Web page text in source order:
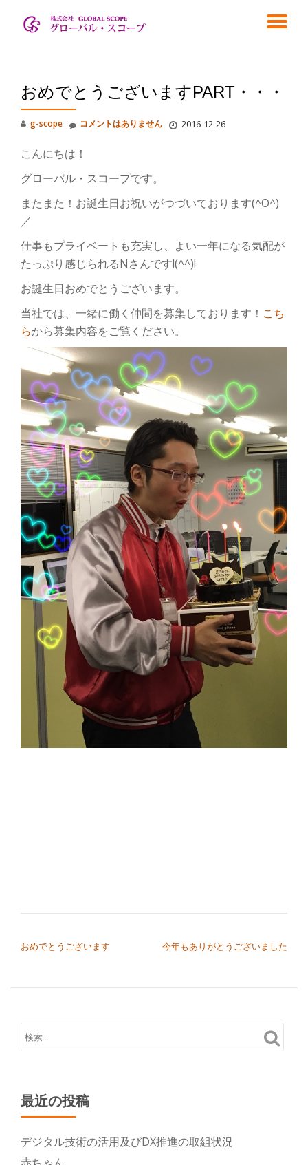
ナ
ゲ
ョ
を
り
おめでとうございますPART・・・
g-scope 2016-12-26
コメントはありません
こんにちは！
グローバル・スコープです。
またまた！お誕生日お祝いがつづいております(^O^)
／
仕事もプライベートも充実し、よい一年になる気配が
たっぷり感じられるNさんです!(^^)!
お誕生日おめでとうございます。
当社では、一緒に働く仲間を募集しております！ こち
らから募集内容をご覧ください。
おめでとうございます 今年もありがとうございました
最近の投稿
デジタル技術の活用及びDX推進の取組状況
赤ちゃん